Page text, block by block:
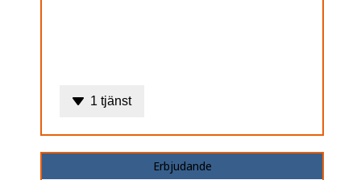
1 tjänst
Erbjudande